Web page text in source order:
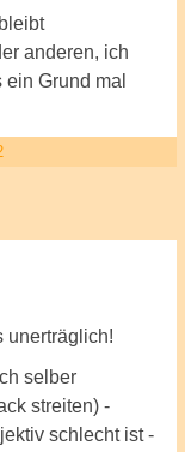
anderen, ich
Grund mal
unerträglich!
selber
streiten) -
schlecht ist -